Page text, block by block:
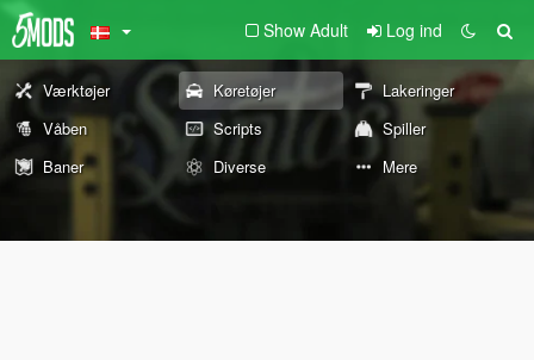
Show Adult Log ind
Værktøjer Køretøjer
Lakeringer
Våben
Scripts
Spiller
Baner
Diverse Mere